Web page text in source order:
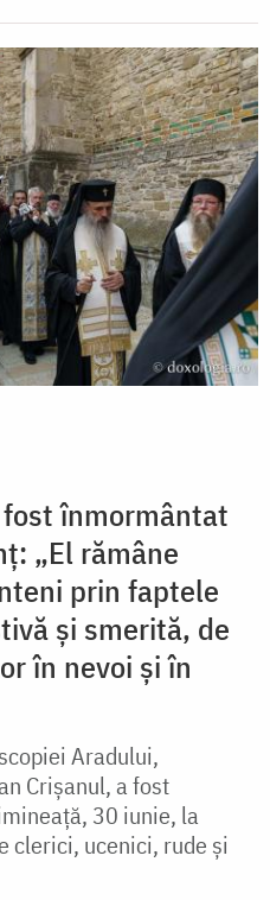
înmormântat
„El rămâne
prin faptele
și smerită, de
în nevoi și în
Aradului,
Crișanul, a fost
30 iunie, la
clerici, ucenici, rude și